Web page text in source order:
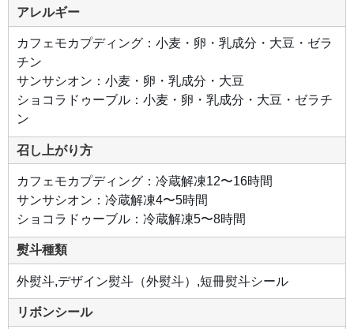
産ク
リー
ーズ
とス
イー
トチ
ョコ
を使
って
焼き
上げ
たベ
イク
ドタ
イ
プ。
上層
は、
イタ
リア
スカ
ルポ
ーネ
ズと
北海
道生
乳の
生ク
アレルギー
カフェモカプディング：小麦・卵・乳成分・大豆・ゼラ
チン
サンサシオン：小麦・卵・乳成分・大豆
ショコラドゥーブル：小麦・卵・乳成分・大豆・ゼラチ
ン
召し上がり方
カフェモカプディング：冷蔵解凍12〜16時間
サンサシオン：冷蔵解凍4〜5時間
ショコラドゥーブル：冷蔵解凍5〜8時間
熨斗種類
外熨斗,デザイン熨斗（外熨斗）,短冊熨斗シール
リボンシール